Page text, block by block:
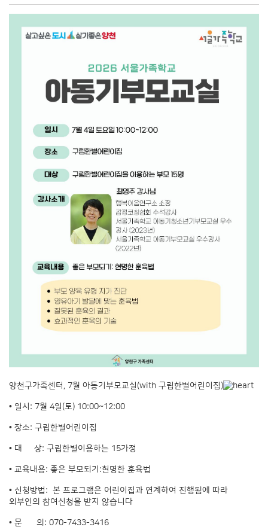
양천구가족센터, 7월 아동기부모교실(with 구립한별어린이집)
• 일시: 7월 4일(토) 10:00~12:00
• 장소: 구립한별어린이집
• 대 상: 구립한별이용하는 15가정
• 교육내용: 좋은 부모되기:현명한 훈육법
• 신청방법: 본 프로그램은 어린이집과 연계하여 진행됨에 따라
외부인의 참여신청을 받지 않습니다
• 문 의: 070-7433-3416